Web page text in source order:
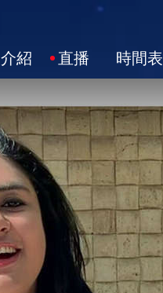
介紹 直播 時間表